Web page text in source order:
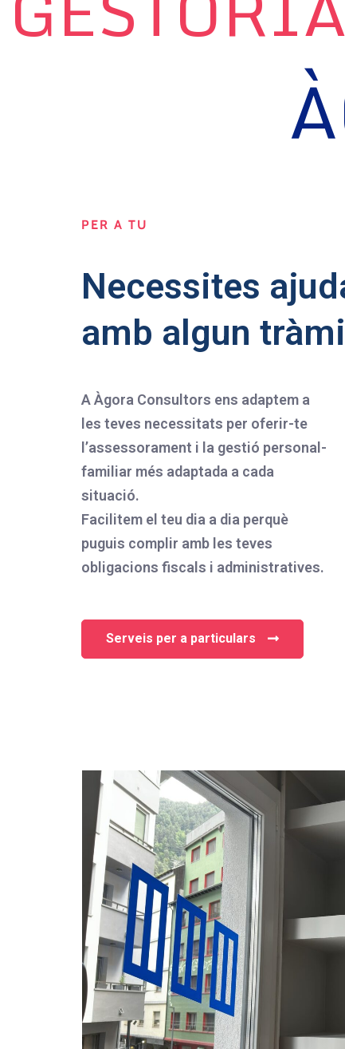
PER A TU
Necessites
amb algun
A Àgora Consultors ens adaptem a
les teves necessitats per oferir-te
l’assessorament i la gestió personal-
familiar més adaptada a cada
situació.
Facilitem el teu dia a dia perquè
puguis complir amb les teves
obligacions fiscals i administratives.
Serveis per a particulars